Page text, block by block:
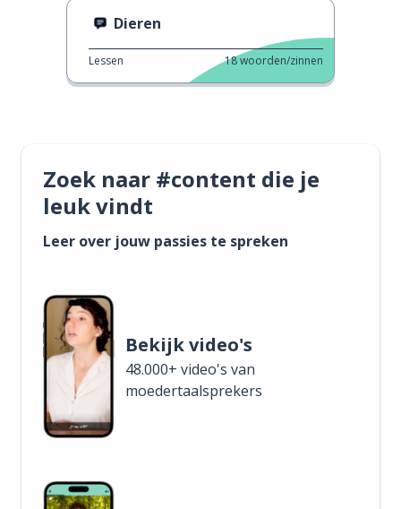
Dieren
Lessen 18woorden/zinnen
Zoek naar #content die je
leuk vindt
Leer over jouw passies te spreken
Bekijk video's
48.000+ video's van
moedertaalsprekers